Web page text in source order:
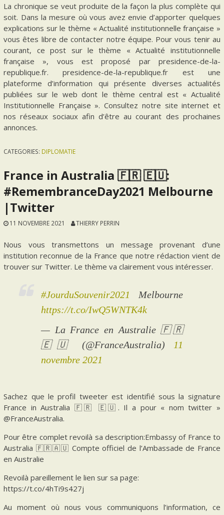
La chronique se veut produite de la façon la plus complète qui
soit. Dans la mesure où vous avez envie d’apporter quelques
explications sur le thème « Actualité institutionnelle française »
vous êtes libre de contacter notre équipe. Pour vous tenir au
courant, ce post sur le thème « Actualité institutionnelle
française », vous est proposé par presidence-de-la-
republique.fr. presidence-de-la-republique.fr est une
plateforme d’information qui présente diverses actualités
publiées sur le web dont le thème central est « Actualité
Institutionnelle Française ». Consultez notre site internet et
nos réseaux sociaux afin d’être au courant des prochaines
annonces.
CATEGORIES: DIPLOMATIE
France in Australia 🇫🇷 🇪🇺:
#RemembranceDay2021 Melbourne
|Twitter
11 NOVEMBRE 2021 THIERRY PERRIN
Nous vous transmettons un message provenant d’une
institution reconnue de la France que notre rédaction vient de
trouver sur Twitter. Le thème va clairement vous intéresser.
#JourduSouvenir2021 Melbourne
https://t.co/IwQ5WNTK4k
— La France en Australie 🇫🇷
🇪🇺 (@FranceAustralia) 11
novembre 2021
Sachez que le profil tweeter est identifié sous la signature
France in Australia 🇫🇷 🇪🇺. Il a pour « nom twitter »
@FranceAustralia.
Pour être complet revoilà sa description:Embassy of France to
Australia 🇫🇷🇦🇺 Compte officiel de l’Ambassade de France
en Australie
Revoilà pareillement le lien sur sa page:
https://t.co/4hTi9s427j
Au moment où nous vous communiquons l’information, ce